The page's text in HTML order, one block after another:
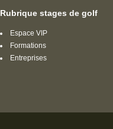
Rubrique stages de golf
Espace VIP
Formations
Entreprises